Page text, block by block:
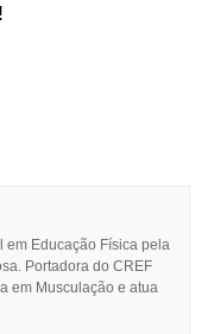
em Educação Física pela
Portadora do CREF
em Musculação e atua